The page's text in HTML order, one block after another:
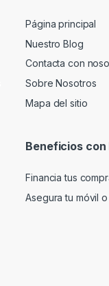
Página principal
Nuestro Blog
Contacta con
Sobre Nosotros
Mapa del sitio
Beneficios
Financia tus
Asegura tu móvil